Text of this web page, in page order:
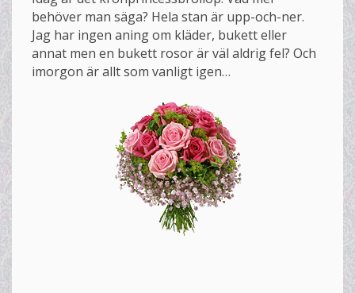
behöver man säga? Hela stan är upp-och-ner.
Jag har ingen aning om kläder, bukett eller
annat men en bukett rosor är väl aldrig fel? Och
imorgon är allt som vanligt igen…